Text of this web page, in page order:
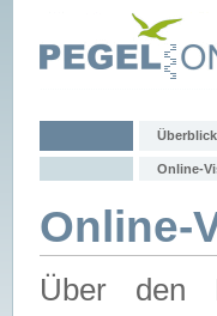
Überblick
Online-
Online-
Über den